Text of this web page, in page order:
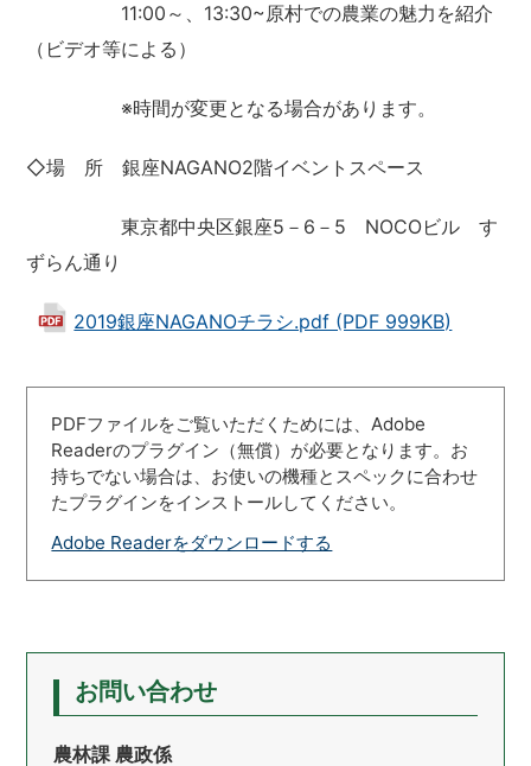
11:00～、13:30~原村での農業の魅力を紹介
（ビデオ等による）
※時間が変更となる場合があります。
◇場 所 銀座NAGANO2階イベントスペース
東京都中央区銀座5－6－5 NOCOビル す
ずらん通り
2019銀座NAGANOチラシ.pdf (PDF 999KB)
PDFファイルをご覧いただくためには、Adobe
Readerのプラグイン（無償）が必要となります。お
持ちでない場合は、お使いの機種とスペックに合わせ
たプラグインをインストールしてください。
Adobe Readerをダウンロードする
お問い合わせ
農林課 農政係